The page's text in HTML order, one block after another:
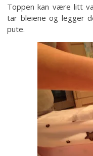
Toppen kan være litt
tar bleiene og legger
pute.